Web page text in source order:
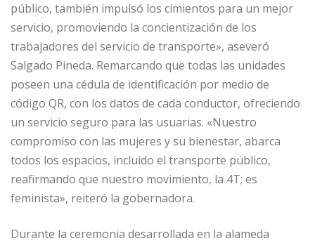
público, también impulsó los cimientos para un mejor
servicio, promoviendo la concientización de los
trabajadores del servicio de transporte», aseveró
Salgado Pineda. Remarcando que todas las unidades
poseen una cédula de identificación por medio de
código QR, con los datos de cada conductor, ofreciendo
un servicio seguro para las usuarias. «Nuestro
compromiso con las mujeres y su bienestar, abarca
todos los espacios, incluido el transporte público,
reafirmando que nuestro movimiento, la 4T; es
feminista», reiteró la gobernadora.
Durante la ceremonia desarrollada en la alameda